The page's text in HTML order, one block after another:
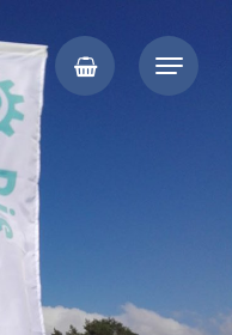
Surferei
Reparaturen, Vorzelte,